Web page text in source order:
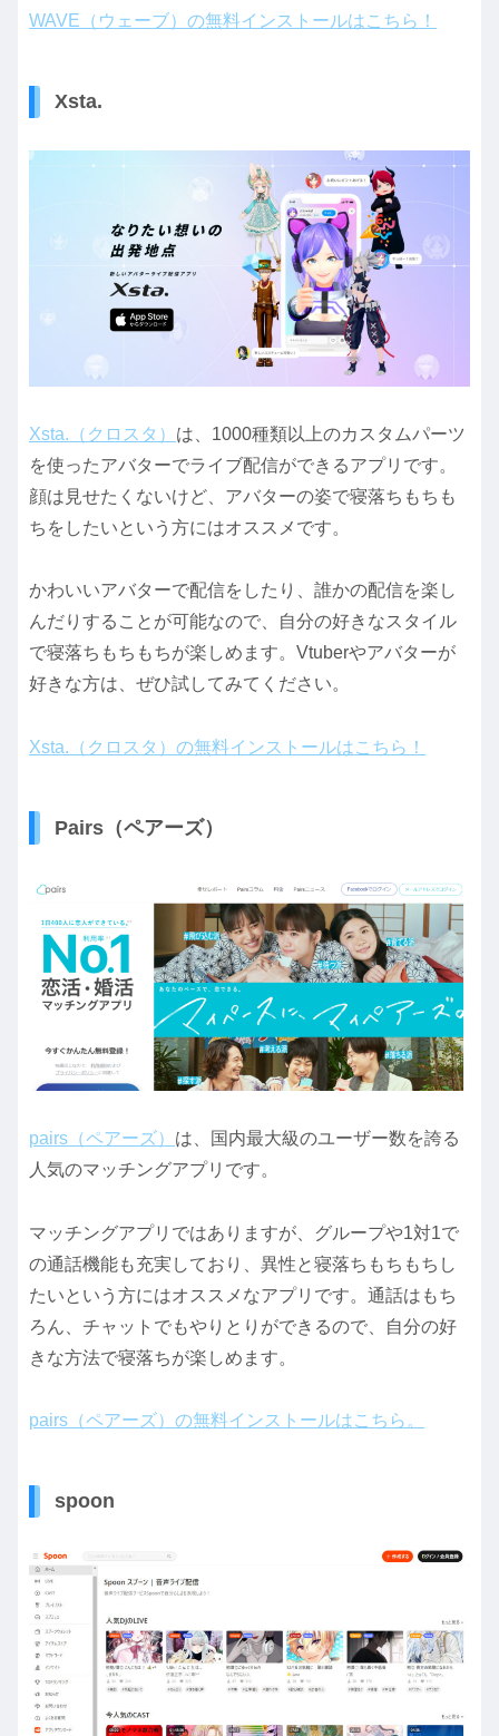
WAVE（ウェーブ）の無料インストールはこちら！
Xsta.
Xsta.（クロスタ） は、1000種類以上のカスタムパーツ
を使ったアバターでライブ配信ができるアプリです。
顔は見せたくないけど、アバターの姿で寝落ちもちも
ちをしたいという方にはオススメです。
かわいいアバターで配信をしたり、誰かの配信を楽し
んだりすることが可能なので、自分の好きなスタイル
で寝落ちもちもちが楽しめます。Vtuberやアバターが
好きな方は、ぜひ試してみてください。
Xsta.（クロスタ）の無料インストールはこちら！
Pairs（ペアーズ）
pairs（ペアーズ） は、国内最大級のユーザー数を誇る
人気のマッチングアプリです。
マッチングアプリではありますが、グループや1対1で
の通話機能も充実しており、異性と寝落ちもちもちし
たいという方にはオススメなアプリです。通話はもち
ろん、チャットでもやりとりができるので、自分の好
きな方法で寝落ちが楽しめます。
pairs（ペアーズ）の無料インストールはこちら。
spoon